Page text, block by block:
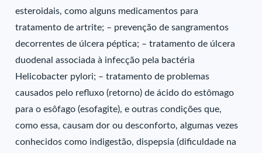
esteroidais, como alguns medicamentos para
tratamento de artrite; – prevenção de sangramentos
decorrentes de úlcera péptica; – tratamento de úlcera
duodenal associada à infecção pela bactéria
Helicobacter pylori; – tratamento de problemas
causados pelo refluxo (retorno) de ácido do estômago
para o esôfago (esofagite), e outras condições que,
como essa, causam dor ou desconforto, algumas vezes
conhecidos como indigestão, dispepsia (dificuldade na